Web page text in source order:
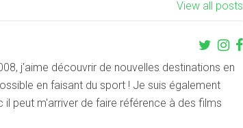
View all posts
j'aime découvrir de nouvelles destinations en
en faisant du sport ! Je suis également
il peut m'arriver de faire référence à des films